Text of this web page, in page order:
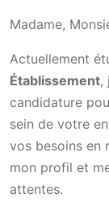
Madame,
Actuellement
Établissement,
candidature
sein de votre
vos besoins en
mon profil et
attentes.